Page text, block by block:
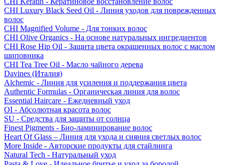
CHI Luxury Black Seed Oil - Линия уходов для поврежденных
волос
CHI Magnified Volume - Для тонких волос
CHI Olive Organics - На основе натуральных ингредиентов
CHI Rose Hip Oil - Защита цвета окрашенных волос с маслом
шиповника
CHI Tea Tree Oil - Масло чайного дерева
Davines (Италия)
Alchemic - Линия для усиления и поддержания цвета
Authentic Formulas - Органическая линия для волос
Essential Haircare - Eжедневный уход
OI - Абсолютная красота волос
SU - Средства для защиты от солнца
Finest Pigments - Био-ламинирование волос
Heart Of Glass – Линия для ухода и сияния светлых волос
More Inside - Авторские продукты для стайлинга
Natural Tech - Натуральный уход